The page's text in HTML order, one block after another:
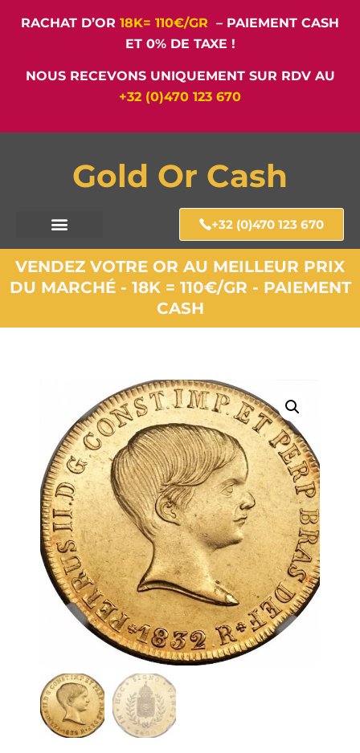
RACHAT D’OR 18K= 110€/GR – PAIEMENT CASH
ET 0% DE TAXE !
NOUS RECEVONS UNIQUEMENT SUR RDV AU
+32 (0)470 123 670
Gold Or Cash
+32 (0)470 123 670
VENDEZ VOTRE OR AU MEILLEUR PRIX
DU MARCHÉ - 18K = 110€/GR - PAIEMENT
CASH